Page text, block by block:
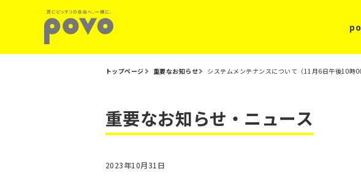
トップページ 重要なお知らせ システムメンテナンスについて（11月6日午後10時
重要なお知らせ・ニュース
2023年10月31日